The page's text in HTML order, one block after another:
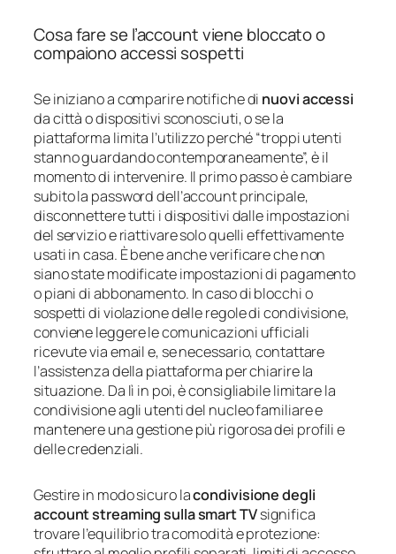
Cosa fare se l’account viene bloccato o
compaiono accessi sospetti
Se iniziano a comparire notifiche di nuovi accessi
da città o dispositivi sconosciuti, o se la
piattaforma limita l’utilizzo perché “troppi utenti
stanno guardando contemporaneamente”, è il
momento di intervenire. Il primo passo è cambiare
subito la password dell’account principale,
disconnettere tutti i dispositivi dalle impostazioni
del servizio e riattivare solo quelli effettivamente
usati in casa. È bene anche verificare che non
siano state modificate impostazioni di pagamento
o piani di abbonamento. In caso di blocchi o
sospetti di violazione delle regole di condivisione,
conviene leggere le comunicazioni ufficiali
ricevute via email e, se necessario, contattare
l’assistenza della piattaforma per chiarire la
situazione. Da lì in poi, è consigliabile limitare la
condivisione agli utenti del nucleo familiare e
mantenere una gestione più rigorosa dei profili e
delle credenziali.
Gestire in modo sicuro lacondivisione degli
account streaming sulla smart TVsignifica
trovare l’equilibrio tra comodità e protezione: